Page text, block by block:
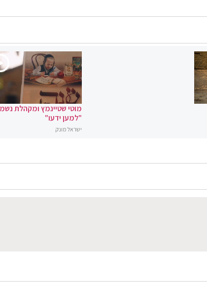
מוטי שטיינמץ ומקהלת
"למען ידעו"
ישראל מונק